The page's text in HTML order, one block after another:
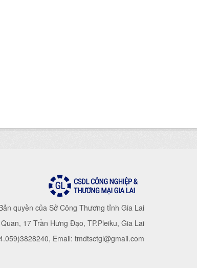
quyền của Sở Công Thương tỉnh Gia Lai
17 Trần Hưng Đạo, TP.Pleiku, Gia Lai
Email: tmdtsctgl@gmail.com